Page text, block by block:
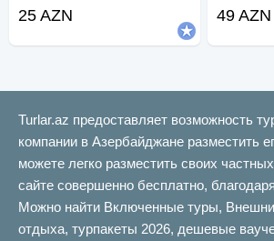
отправлениями.
25 AZN
Булаги
49 AZN
Turlar.az предоставляет возможность
компании в Азербайджане разместить
можете легко разместить своих
сайте совершенно бесплатно,
Можно найти Включенные туры,
отдыха, турпакеты 2026, дешевые